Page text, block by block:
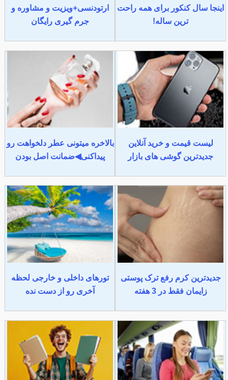
اینجا سال کنکور برای همه راحت
ترین ساله!
ارتودنسی+ویزیت و مشاوره و
جرم گیری رایگان
لیست قیمت و خرید آنلاین
جدیدترین گوشی های بازار
بالاخره میتونی عطر دلخواهت رو
پیداکنی◀ضمانت اصل بودن
جدیدترین کرم رفع ترک پوستی
زایمان فقط در 3 هفته
تورهای داخلی و خارجی لحظه
آخری رو از دست نده